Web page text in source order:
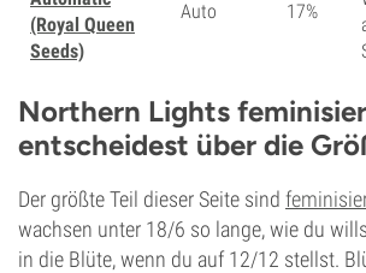
(Royal Queen
Seeds)
Auto 17%
Northern Lights
entscheidest über die
Der größte Teil dieser Seite sind
wachsen unter 18/6 so lange, wie du
in die Blüte, wenn du auf 12/12 stellst.